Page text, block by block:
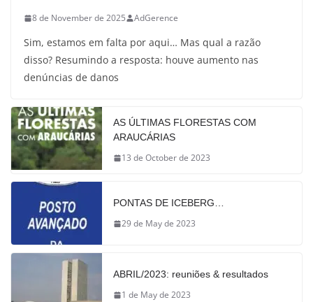
8 de November de 2025 AdGerence
Sim, estamos em falta por aqui… Mas qual a razão
disso? Resumindo a resposta: houve aumento nas
denúncias de danos
AS ÚLTIMAS FLORESTAS COM
ARAUCÁRIAS
13 de October de 2023
PONTAS DE ICEBERG…
29 de May de 2023
ABRIL/2023: reuniões & resultados
1 de May de 2023